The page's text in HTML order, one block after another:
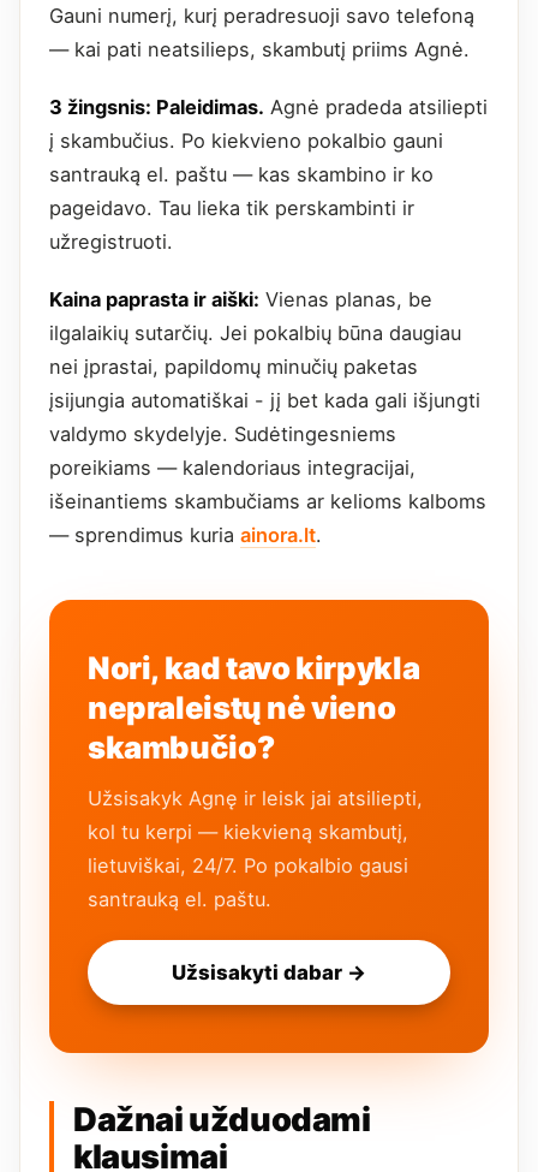
Gauni numerį, kurį peradresuoji savo telefoną
— kai pati neatsilieps, skambutį priims Agnė.
3 žingsnis: Paleidimas. Agnė pradeda atsiliepti
į skambučius. Po kiekvieno pokalbio gauni
santrauką el. paštu — kas skambino ir ko
pageidavo. Tau lieka tik perskambinti ir
užregistruoti.
Kaina paprasta ir aiški: Vienas planas, be
ilgalaikių sutarčių. Jei pokalbių būna daugiau
nei įprastai, papildomų minučių paketas
įsijungia automatiškai - jį bet kada gali išjungti
valdymo skydelyje. Sudėtingesniems
poreikiams — kalendoriaus integracijai,
išeinantiems skambučiams ar kelioms kalboms
— sprendimus kuria ainora.lt.
Nori, kad tavo kirpykla
nepraleistų nė vieno
skambučio?
Užsisakyk Agnę ir leisk jai atsiliepti,
kol tu kerpi — kiekvieną skambutį,
lietuviškai, 24/7. Po pokalbio gausi
santrauką el. paštu.
Užsisakyti dabar →
Dažnai užduodami
klausimai